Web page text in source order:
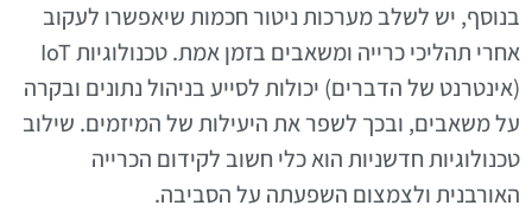
בנוסף, יש לשלב מערכות ניטור חכמות שיאפשרו לעקוב
אחרי תהליכי כרייה ומשאבים בזמן אמת. טכנולוגיות IoT
(אינטרנט של הדברים) יכולות לסייע בניהול נתונים ובקרה
על משאבים, ובכך לשפר את היעילות של המיזמים. שילוב
טכנולוגיות חדשניות הוא כלי חשוב לקידום הכרייה
האורבנית ולצמצום השפעתה על הסביבה.